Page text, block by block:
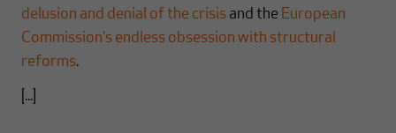
delusion and denial of the crisis and the European
Commission's endless obsession with structural
reforms.
[...]